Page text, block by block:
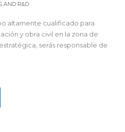
AND R&D
altamente cualificado para
y obra civil en la zona de
serás responsable de